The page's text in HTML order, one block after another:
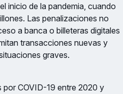
inicio de la pandemia, cuando
Las penalizaciones no
a banca o billeteras digitales
transacciones nuevas y
graves.
COVID-19 entre 2020 y